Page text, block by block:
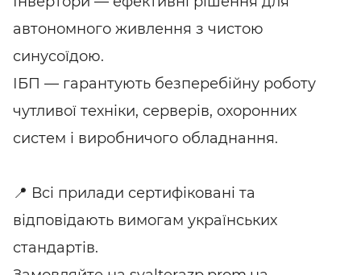
автономного живлення з чистою
синусоїдою.
ІБП — гарантують безперебійну роботу
чутливої техніки, серверів, охоронних
систем і виробничого обладнання.
📍 Всі прилади сертифіковані та
відповідають вимогам українських
стандартів.